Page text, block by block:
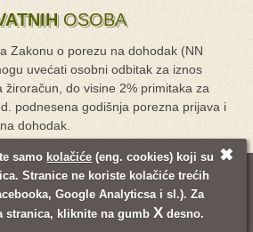
samo kolačiće (eng. cookies) koji su
Stranice ne koriste kolačiće trećih
Google Analyticsa i sl.). Za
stranica, kliknite na gumbX desno.
✖
OSOBA
Zakonu o porezu na dohodak (NN
uvećati osobni odbitak za iznos
žiroračun, do visine 2% primitaka za
podnesena godišnja porezna prijava i
dohodak.
princ Pravne napomene
Mapa stranica
Login
Back to top